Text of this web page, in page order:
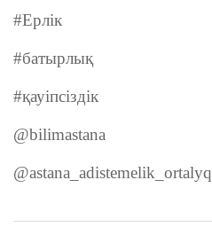
#Ерлік
#батырлық
#қауіпсіздік
@bilimastana
@astana_adistemelik_ortalyq